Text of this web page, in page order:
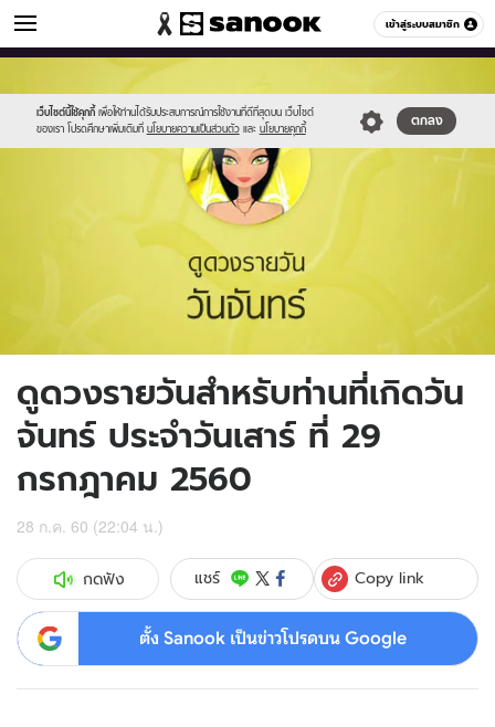
เข้าสู่ระบบสมาชิก
ดูดวง หมวดอื่นๆ
เว็บไซต์นี้ใช้คุกกี้ เพื่อให้ท่านได้รับประสบการณ์การใช้งานที่ดีที่สุดบน เว็บไซต์
ของเรา โปรดศึกษาเพิ่มเติมที่ นโยบายความเป็นส่วนตัว และ นโยบายคุกกี้
ตกลง
//s.isanook.com/sr/0/images/logo-
new-
sanook.png
//s.isanook.com/ho/0/ud/fxd/day/2_mon.jpg
ดูดวงรายวันสำหรับท่านที่เกิดวัน
จันทร์ ประจำวันเสาร์ ที่ 29
กรกฎาคม 2560
28 ก.ค. 60 (22:04 น.)
กดฟัง แชร์ Copy link
ตั้ง Sanook เป็นข่าวโปรดบน Google